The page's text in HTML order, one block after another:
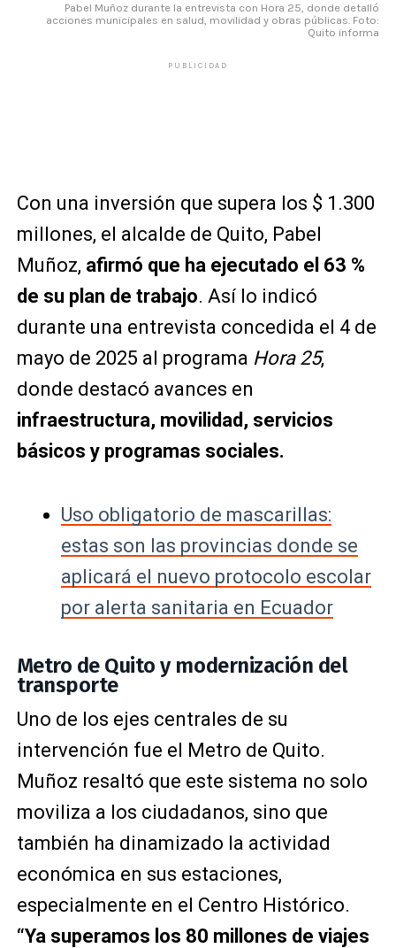
Pabel Muñoz durante la entrevista con Hora 25, donde detalló
acciones municipales en salud, movilidad y obras públicas. Foto:
Quito informa
PUBLICIDAD
Con una inversión que supera los $ 1.300
millones, el alcalde de Quito, Pabel
Muñoz, afirmó que ha ejecutado el 63 %
de su plan de trabajo. Así lo indicó
durante una entrevista concedida el 4 de
mayo de 2025 al programa Hora 25,
donde destacó avances en
infraestructura, movilidad, servicios
básicos y programas sociales.
Uso obligatorio de mascarillas:
estas son las provincias donde se
aplicará el nuevo protocolo escolar
por alerta sanitaria en Ecuador
Metro de Quito y modernización del
transporte
Uno de los ejes centrales de su
intervención fue el Metro de Quito.
Muñoz resaltó que este sistema no solo
moviliza a los ciudadanos, sino que
también ha dinamizado la actividad
económica en sus estaciones,
especialmente en el Centro Histórico.
“Ya superamos los 80 millones de viajes